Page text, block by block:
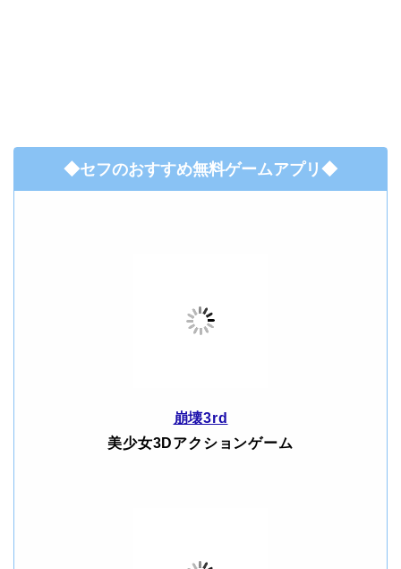
◆セフのおすすめ無料ゲームアプリ◆
崩壊3rd
美少女3Dアクションゲーム